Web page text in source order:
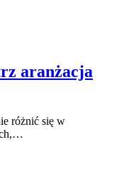
aranżacja
różnić się w